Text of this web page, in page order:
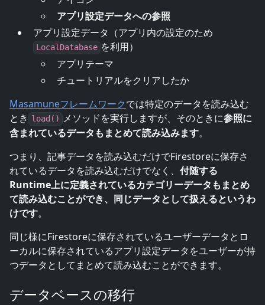
アプリ設定データへの参照
アプリ設定データ（アプリ内の設定のため
LocalDatabase を利用）
アプリテーマ
チュートリアルをクリアしたか
Masamuneフレームワークでは特定のデータを読み込む
とき load() メソッドを実行しますが、そのときに参照に
含まれているデータもまとめて読み込みます。
つまり、記事データを読み込むだけでFirestoreに保存さ
れているデータを読み込むだけでなく、 付随する
Runtime上に定義されているカテゴリーデータもまとめ
て読み込むことができ、同じデータとして扱えるというわ
けです。
同じ様にFirestoreに保存されているユーザーデータとロ
ーカルに保存されているアプリ設定データをユーザーが持
つデータとしてまとめて読み込むことができます。
データベースの移行